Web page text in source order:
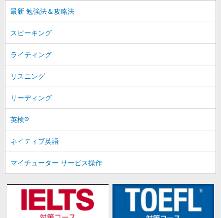
最新 勉強法＆攻略法
スピーキング
ライティング
リスニング
リーディング
英検®
ネイティブ英語
マイチューター サービス操作